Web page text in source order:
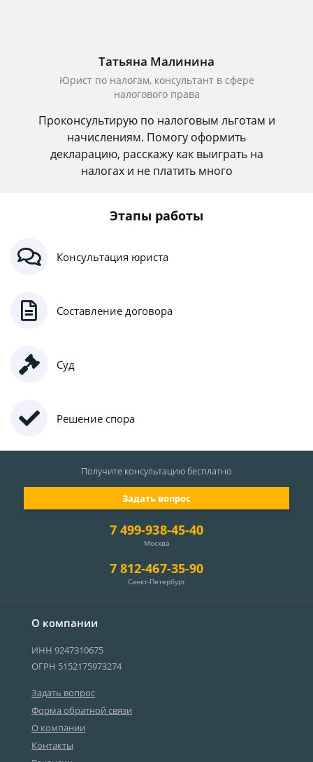
Татьяна Малинина
Юрист по налогам, консультант в сфере
налогового права
Проконсультирую по налоговым льготам и
начислениям. Помогу оформить
декларацию, расскажу как выиграть на
налогах и не платить много
Этапы работы
Консультация юриста
Составление договора
Суд
Решение спора
О компании
ИНН 9247310675
ОГРН 5152175973274
Задать вопрос
Форма обратной связи
О компании
Контакты
7 499-938-45-40
Москва
7 812-467-35-90
Санкт-Петербург
Задать вопрос
Получите консультациюбесплатно